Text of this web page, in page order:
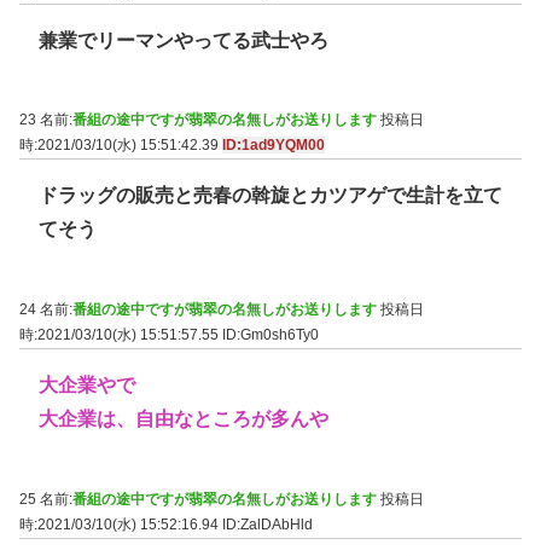
兼業でリーマンやってる武士やろ
23 名前:番組の途中ですが翡翠の名無しがお送りします 投稿日
時:2021/03/10(水) 15:51:42.39
ID:1ad9YQM00
ドラッグの販売と売春の斡旋とカツアゲで生計を立て
てそう
24 名前:番組の途中ですが翡翠の名無しがお送りします 投稿日
時:2021/03/10(水) 15:51:57.55
ID:Gm0sh6Ty0
大企業やで
大企業は、自由なところが多んや
25 名前:番組の途中ですが翡翠の名無しがお送りします 投稿日
時:2021/03/10(水) 15:52:16.94 ID:ZalDAbHld